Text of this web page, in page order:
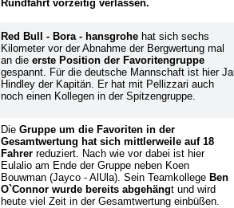
Rundfahrt vorzeitig verlassen.
Red Bull - Bora - hansgrohe hat sich sechs
Kilometer vor der Abnahme der Bergwertung mal
an die erste Position der Favoritengruppe
gespannt. Für die deutsche Mannschaft ist hier
Hindley der Kapitän. Er hat mit Pellizzari auch
noch einen Kollegen in der Spitzengruppe.
Die Gruppe um die Favoriten in der
Gesamtwertung hat sich mittlerweile auf 18
Fahrer reduziert. Nach wie vor dabei ist hier
Eulalio am Ende der Gruppe neben Koen
Bouwman (Jayco - AlUla). Sein Teamkollege Ben
O`Connor wurde bereits abgehängt und wird
heute viel Zeit in der Gesamtwertung einbüßen.